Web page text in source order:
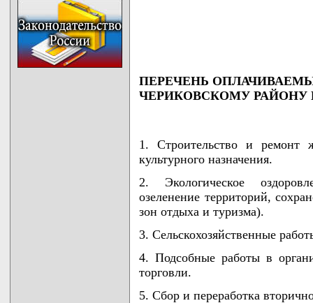
ПЕРЕЧЕНЬ
ЧЕРИКОВСКОМУ РАЙОНУ
1. Строительство и ремонт
культурного назначения.
2. Экологическое
озеленение территорий,
зон отдыха и туризма).
3. Сельскохозяйственные
4. Подсобные работы в
торговли.
5. Сбор и переработка